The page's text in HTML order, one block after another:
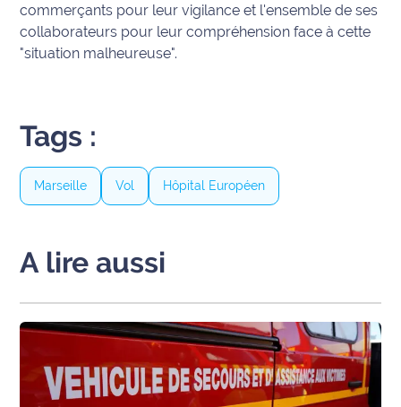
rouge
Maritima
C'est
mon
club
Maritima
sortie
Nous
contacter
commerçants pour leur vigilance et l'ensemble de ses
collaborateurs pour leur compréhension face à cette
"situation malheureuse".
Tags :
Marseille Vol Hôpital Européen
A lire aussi